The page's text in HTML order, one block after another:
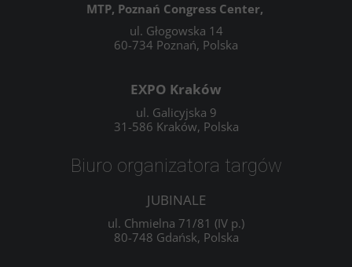
Biuro organizatora targów
JUBINALE
ul. Chmielna 71/81 (IV p.)
80-748 Gdańsk, Polska
MTP, Poznań Congress Center,
ul. Głogowska 14
60-734 Poznań, Polska
EXPO Kraków
ul. Galicyjska 9
31-586 Kraków, Polska